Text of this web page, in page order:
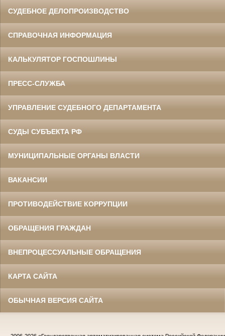
СУДЕБНОЕ ДЕЛОПРОИЗВОДСТВО
СПРАВОЧНАЯ ИНФОРМАЦИЯ
КАЛЬКУЛЯТОР ГОСПОШЛИНЫ
ПРЕСС-СЛУЖБА
УПРАВЛЕНИЕ СУДЕБНОГО ДЕПАРТАМЕНТА
СУДЫ СУБЪЕКТА РФ
МУНИЦИПАЛЬНЫЕ ОРГАНЫ ВЛАСТИ
ВАКАНСИИ
ПРОТИВОДЕЙСТВИЕ КОРРУПЦИИ
ОБРАЩЕНИЯ ГРАЖДАН
ВНЕПРОЦЕССУАЛЬНЫЕ ОБРАЩЕНИЯ
КАРТА САЙТА
ОБЫЧНАЯ ВЕРСИЯ САЙТА